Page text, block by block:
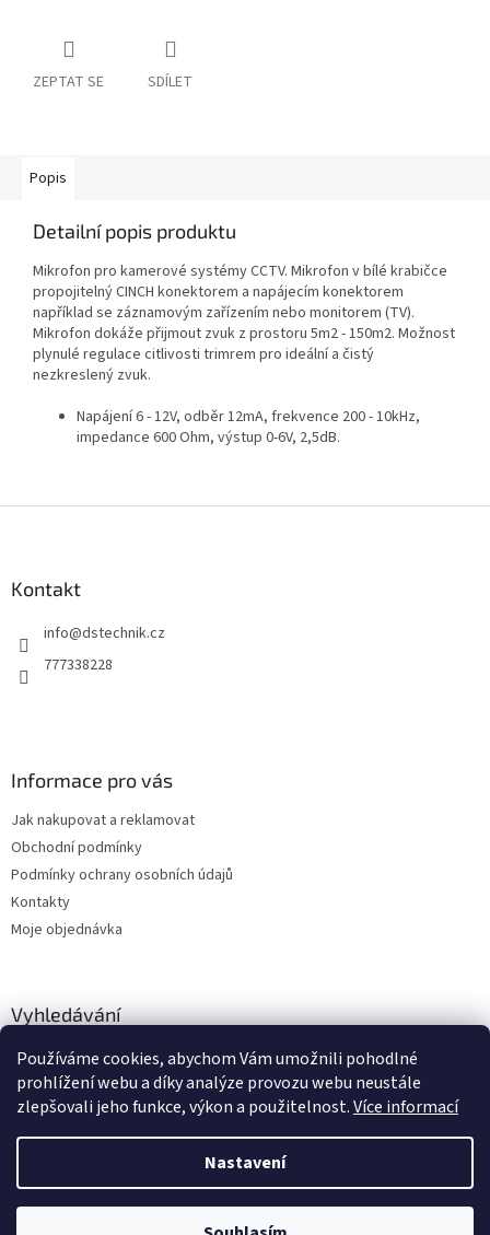
Používáme cookies, abychom Vám umožnili pohodlné
prohlížení webu a díky analýze provozu webu neustále
zlepšovali jeho funkce, výkon a použitelnost.Více informací
Nastavení
Zboží vedeme skladem, dodání cca 24-48 hodin dle výběru dopravce a
ZEPTAT SE SDÍLET
Popis
Detailní popis produktu
Mikrofon pro kamerové systémy CCTV. Mikrofon v bílé krabičce
propojitelný CINCH konektorem a napájecím konektorem
například se záznamovým zařízením nebo monitorem (TV).
Mikrofon dokáže přijmout zvuk z prostoru 5m2 - 150m2. Možnost
plynulé regulace citlivosti trimrem pro ideální a čistý
nezkreslený zvuk.
Napájení 6 - 12V, odběr 12mA, frekvence 200 - 10kHz,
impedance 600 Ohm, výstup 0-6V, 2,5dB.
Kontakt
info@dstechnik.cz
777338228
Informace pro vás
Jak nakupovat a reklamovat
Obchodní podmínky
Podmínky ochrany osobních údajů
Kontakty
Moje objednávka
Vyhledávání
HLEDAT
Vytvořil Shoptet